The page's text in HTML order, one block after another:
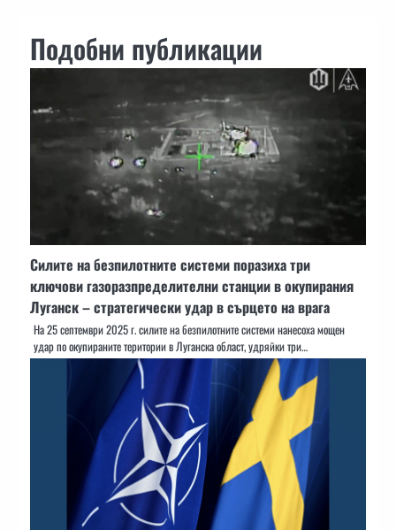
Подобни публикации
Силите на безпилотните системи поразиха три
ключови газоразпределителни станции в окупирания
Луганск – стратегически удар в сърцето на врага
На 25 септември 2025 г. силите на безпилотните системи нанесоха мощен
удар по окупираните територии в Луганска област, удряйки три…